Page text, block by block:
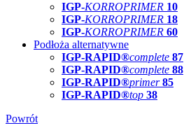
IGP-KORROPRIMER 10
IGP-KORROPRIMER 18
IGP-KORROPRIMER 60
Podłoża alternatywne
IGP-RAPID®complete 87
IGP-RAPID®complete 88
IGP-RAPID®primer 85
IGP-RAPID®top 38
Powrót